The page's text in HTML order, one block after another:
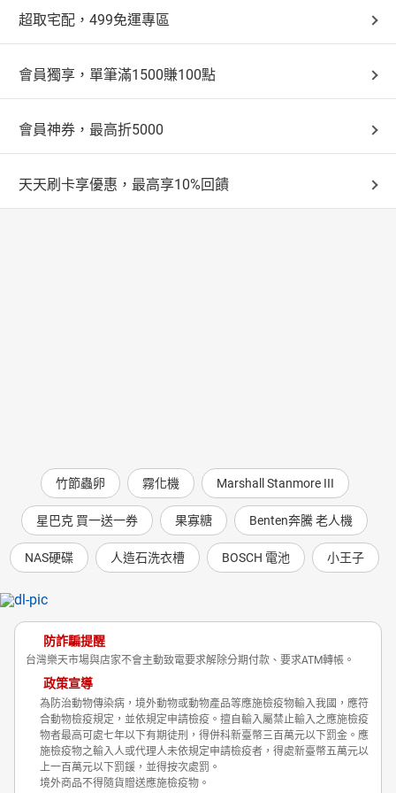
超取宅配，499免運專區
會員獨享，單筆滿1500賺100點
會員神券，最高折5000
天天刷卡享優惠，最高享10%回饋
竹節蟲卵 霧化機 Marshall Stanmore III
星巴克 買一送一券 果寡糖 Benten奔騰 老人機
NAS硬碟 人造石洗衣槽 BOSCH 電池 小王子
防詐騙提醒
台灣樂天市場與店家不會主動致電要求解除分期付款、要求ATM轉帳。
政策宣導
為防治動物傳染病，境外動物或動物產品等應施檢疫物輸入我國，應符
合動物檢疫規定，並依規定申請檢疫。擅自輸入屬禁止輸入之應施檢疫
物者最高可處七年以下有期徒刑，得併科新臺幣三百萬元以下罰金。應
施檢疫物之輸入人或代理人未依規定申請檢疫者，得處新臺幣五萬元以
上一百萬元以下罰鍰，並得按次處罰。
境外商品不得隨貨贈送應施檢疫物。